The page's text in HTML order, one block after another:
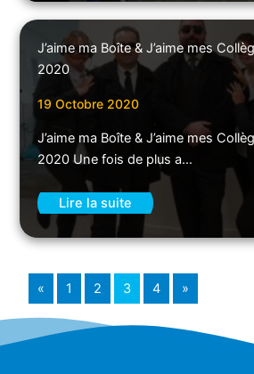
J’aime ma Boîte & J’aime mes
2020
19 Octobre 2020
J’aime ma Boîte & J’aime mes
2020 Une fois de plus a…
Lire la suite
« 1 2 3 4 »